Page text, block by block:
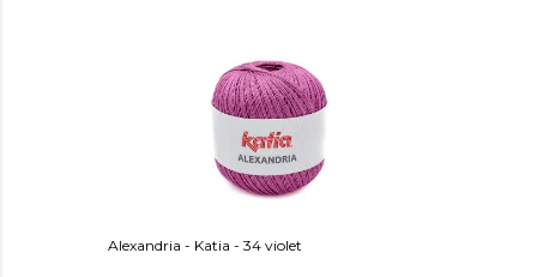
Alexandria - Katia - 34 violet